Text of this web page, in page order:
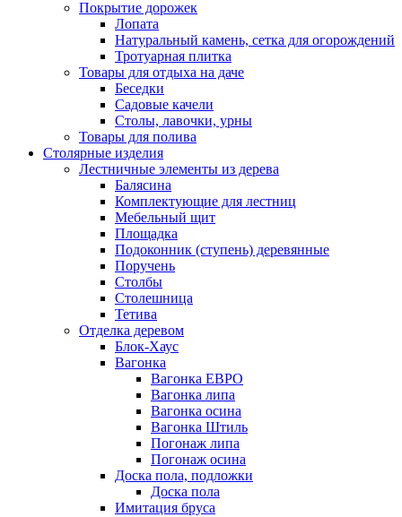
Покрытие дорожек
Лопата
Натуральный камень, сетка для огорождений
Тротуарная плитка
Товары для отдыха на даче
Беседки
Садовые качели
Столы, лавочки, урны
Товары для полива
Столярные изделия
Лестничные элементы из дерева
Балясина
Комплектующие для лестниц
Мебельный щит
Площадка
Подоконник (ступень) деревянные
Поручень
Столбы
Столешница
Тетива
Отделка деревом
Блок-Хаус
Вагонка
Вагонка ЕВРО
Вагонка липа
Вагонка осина
Вагонка Штиль
Погонаж липа
Погонаж осина
Доска пола, подложки
Доска пола
Имитация бруса